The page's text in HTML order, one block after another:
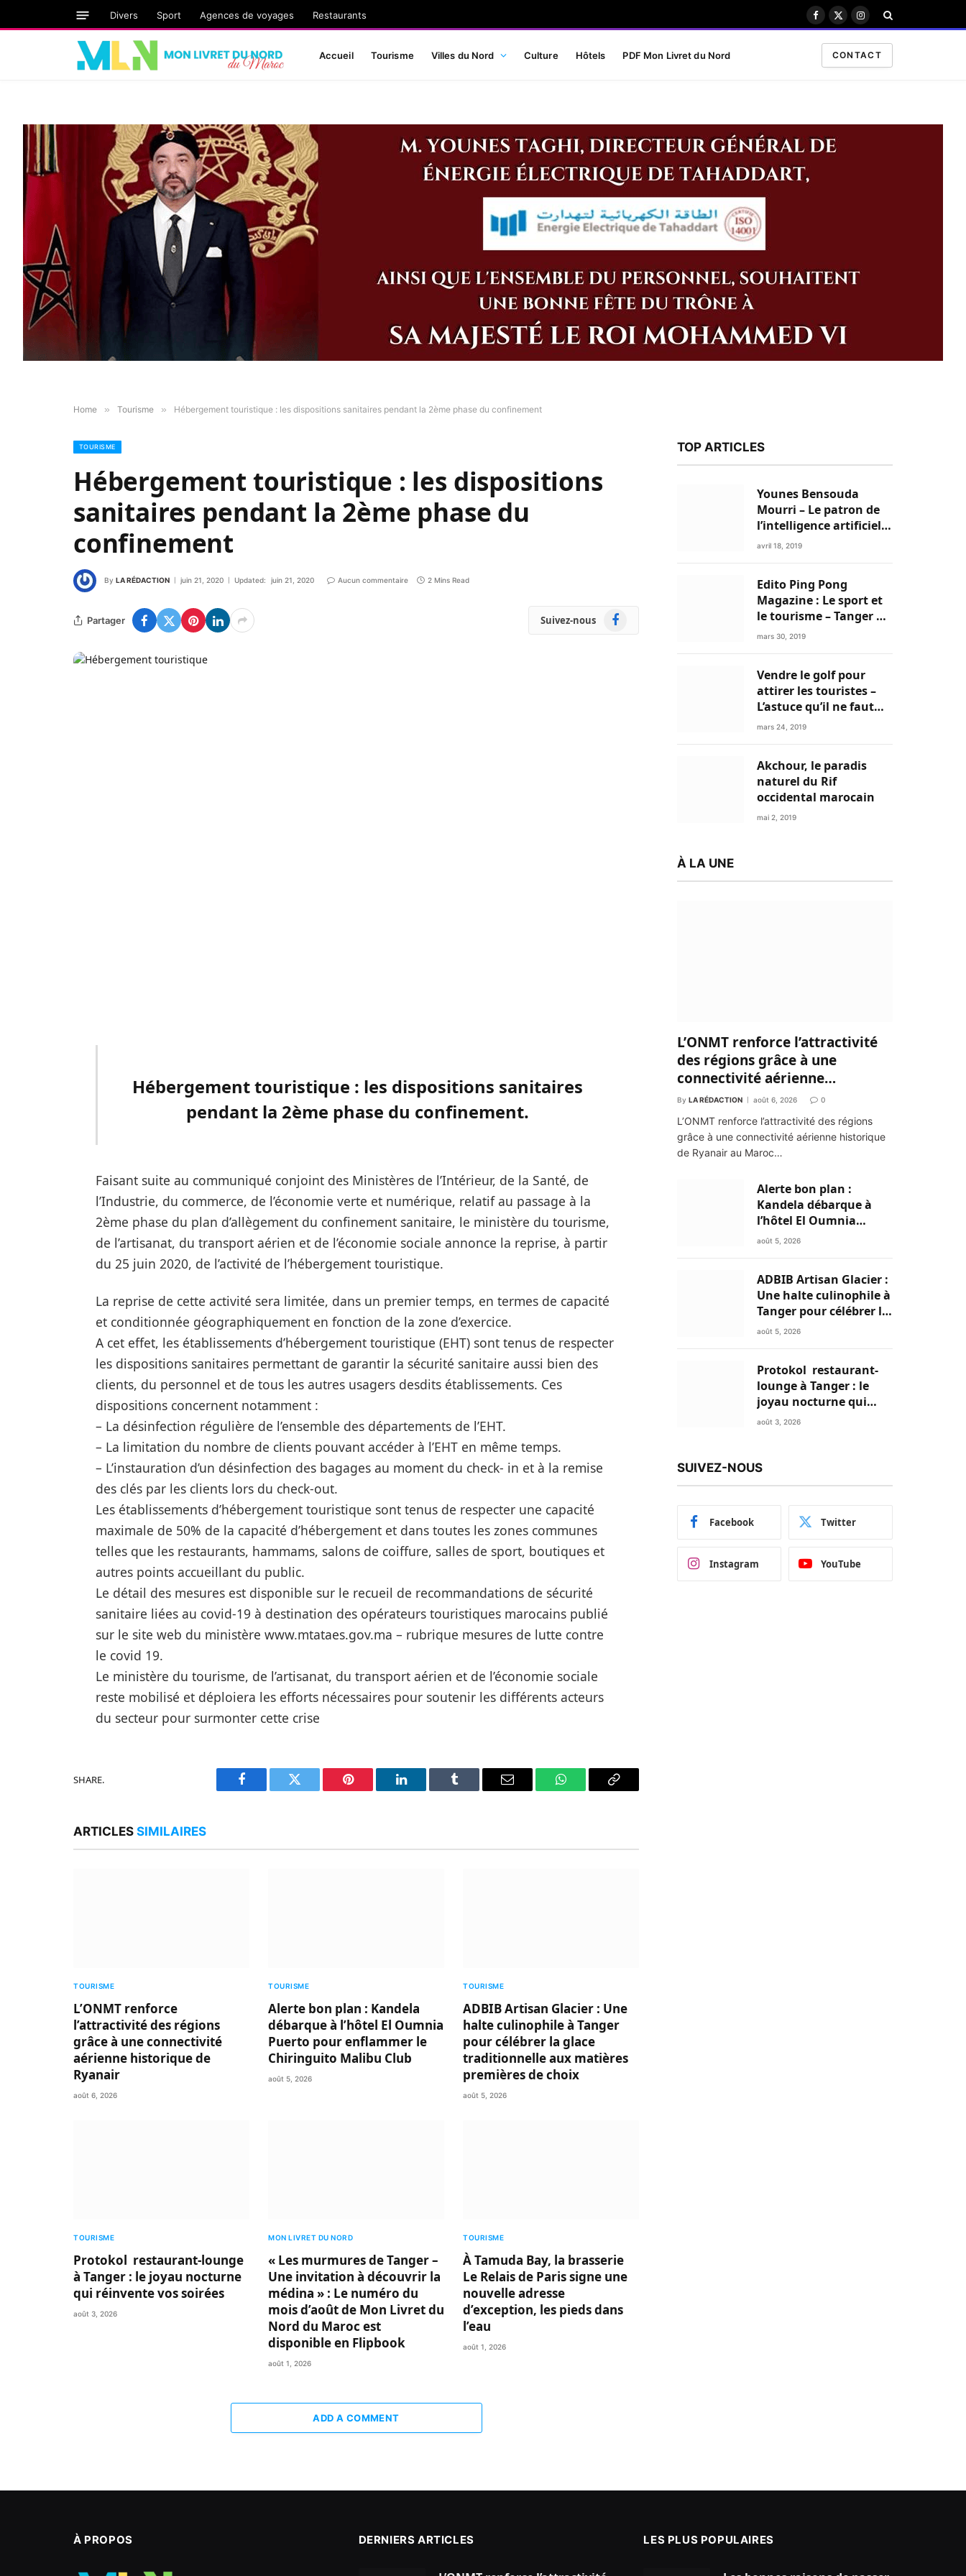
Divers Sport Agences de voyages Restaurants Facebook
X
Instagram
Accueil Tourisme Villes du Nord Culture Hôtels PDF Mon Livret du Nord CONTACT
Home » Tourisme » Hébergement touristique : les dispositions sanitaires pendant la 2ème phase du confinement
TOURISME
Hébergement touristique : les dispositions
sanitaires pendant la 2ème phase du
confinement
By LA RÉDACTION juin 21, 2020 Updated: juin 21, 2020 Aucun commentaire 2 Mins Read
Partager Suivez-nous Facebook
Hébergement touristique : les dispositions sanitaires
pendant la 2ème phase du confinement.
Faisant suite au communiqué conjoint des Ministères de l’Intérieur, de la Santé, de
l’Industrie, du commerce, de l’économie verte et numérique, relatif au passage à la
2ème phase du plan d’allègement du confinement sanitaire, le ministère du tourisme,
de l’artisanat, du transport aérien et de l’économie sociale annonce la reprise, à partir
du 25 juin 2020, de l’activité de l’hébergement touristique.
La reprise de cette activité sera limitée, dans un premier temps, en termes de capacité
et conditionnée géographiquement en fonction de la zone d’exercice.
A cet effet, les établissements d’hébergement touristique (EHT) sont tenus de respecter
les dispositions sanitaires permettant de garantir la sécurité sanitaire aussi bien des
clients, du personnel et de tous les autres usagers desdits établissements. Ces
dispositions concernent notamment :
– La désinfection régulière de l’ensemble des départements de l’EHT.
– La limitation du nombre de clients pouvant accéder à l’EHT en même temps.
– L’instauration d’un désinfection des bagages au moment du check- in et à la remise
des clés par les clients lors du check-out.
Les établissements d’hébergement touristique sont tenus de respecter une capacité
maximale de 50% de la capacité d’hébergement et dans toutes les zones communes
telles que les restaurants, hammams, salons de coiffure, salles de sport, boutiques et
autres points accueillant du public.
Le détail des mesures est disponible sur le recueil de recommandations de sécurité
sanitaire liées au covid-19 à destination des opérateurs touristiques marocains publié
sur le site web du ministère www.mtataes.gov.ma – rubrique mesures de lutte contre
le covid 19.
Le ministère du tourisme, de l’artisanat, du transport aérien et de l’économie sociale
reste mobilisé et déploiera les efforts nécessaires pour soutenir les différents acteurs
du secteur pour surmonter cette crise
SHARE.
Facebook Twitter Pinterest LinkedIn Tumblr Email WhatsAppCopy
ARTICLES SIMILAIRES
TOURISME
L’ONMT renforce
l’attractivité des régions
grâce à une connectivité
aérienne historique de
Ryanair
août 6, 2026
TOURISME
Alerte bon plan : Kandela
débarque à l’hôtel El Oumnia
Puerto pour enflammer le
Chiringuito Malibu Club
août 5, 2026
TOURISME
ADBIB Artisan Glacier : Une
halte culinophile à Tanger
pour célébrer la glace
traditionnelle aux matières
premières de choix
août 5, 2026
TOURISME
Protokol restaurant-lounge
à Tanger : le joyau nocturne
qui réinvente vos soirées
août 3, 2026
MON LIVRET DU NORD
« Les murmures de Tanger –
Une invitation à découvrir la
médina » : Le numéro du
mois d’août de Mon Livret du
Nord du Maroc est
disponible en Flipbook
août 1, 2026
TOURISME
À Tamuda Bay, la brasserie
Le Relais de Paris signe une
nouvelle adresse
d’exception, les pieds dans
l’eau
août 1, 2026
ADD A COMMENT
TOP ARTICLES
Younes Bensouda
Mourri – Le patron de
l’intelligence artificielle
est un Marocain
avril 18, 2019
Edito Ping Pong
Magazine : Le sport et
le tourisme – Tanger a
tout pour réussir!
mars 30, 2019
Vendre le golf pour
attirer les touristes –
L’astuce qu’il ne faut
plus négliger
mars 24, 2019
Akchour, le paradis
naturel du Rif
occidental marocain
mai 2, 2019
À LA UNE
L’ONMT renforce l’attractivité
des régions grâce à une
connectivité aérienne
historique de Ryanair
By LA RÉDACTION août 6, 2026 0
L’ONMT renforce l’attractivité des régions
grâce à une connectivité aérienne historique
de Ryanair au Maroc…
Alerte bon plan :
Kandela débarque à
l’hôtel El Oumnia
Puerto pour enflammer
août 5, 2026
ADBIB Artisan Glacier :
Une halte culinophile à
Tanger pour célébrer la
glace traditionnelle
août 5, 2026
Protokol restaurant-
lounge à Tanger : le
joyau nocturne qui
réinvente vos soirées
août 3, 2026
SUIVEZ-NOUS
Facebook Twitter
Instagram YouTube
À PROPOS DERNIERS ARTICLES LES PLUS POPULAIRES